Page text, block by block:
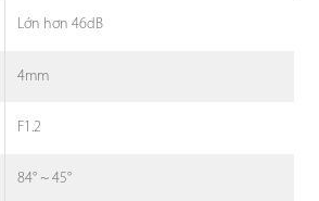
Lớn hơn 46dB
4mm
F1.2
84° ~ 45°